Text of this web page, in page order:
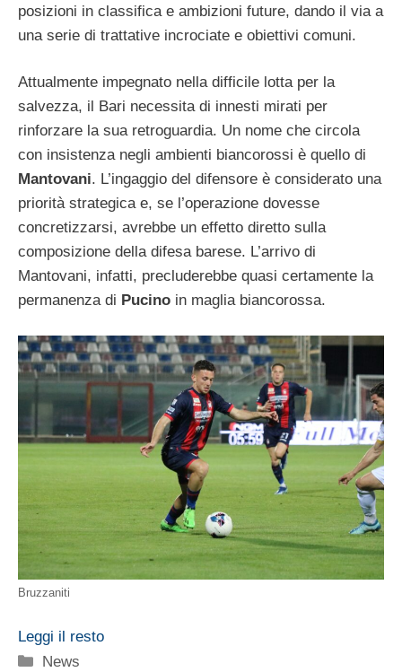
posizioni in classifica e ambizioni future, dando il via a
una serie di trattative incrociate e obiettivi comuni.
Attualmente impegnato nella difficile lotta per la
salvezza, il Bari necessita di innesti mirati per
rinforzare la sua retroguardia. Un nome che circola
con insistenza negli ambienti biancorossi è quello di
Mantovani. L’ingaggio del difensore è considerato una
priorità strategica e, se l’operazione dovesse
concretizzarsi, avrebbe un effetto diretto sulla
composizione della difesa barese. L’arrivo di
Mantovani, infatti, precluderebbe quasi certamente la
permanenza di Pucino in maglia biancorossa.
Bruzzaniti
Leggi il resto
Categorie
News